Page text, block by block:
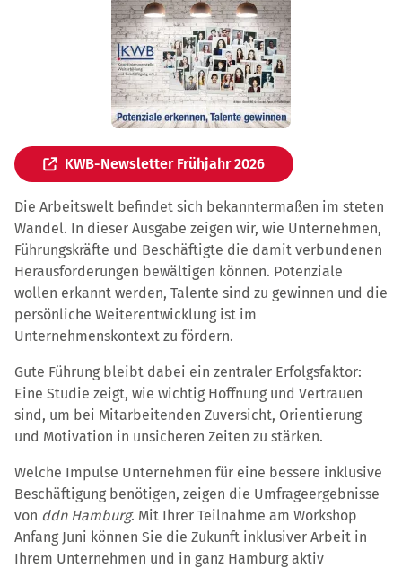
KWB-Newsletter Frühjahr 2026
Die Arbeitswelt befindet sich bekanntermaßen im steten
Wandel. In dieser Ausgabe zeigen wir, wie Unternehmen,
Führungskräfte und Beschäftigte die damit verbundenen
Herausforderungen bewältigen können. Potenziale
wollen erkannt werden, Talente sind zu gewinnen und die
persönliche Weiterentwicklung ist im
Unternehmenskontext zu fördern.
Gute Führung bleibt dabei ein zentraler Erfolgsfaktor:
Eine Studie zeigt, wie wichtig Hoffnung und Vertrauen
sind, um bei Mitarbeitenden Zuversicht, Orientierung
und Motivation in unsicheren Zeiten zu stärken.
Welche Impulse Unternehmen für eine bessere inklusive
Beschäftigung benötigen, zeigen die Umfrageergebnisse
von ddn Hamburg. Mit Ihrer Teilnahme am Workshop
Anfang Juni können Sie die Zukunft inklusiver Arbeit in
Ihrem Unternehmen und in ganz Hamburg aktiv